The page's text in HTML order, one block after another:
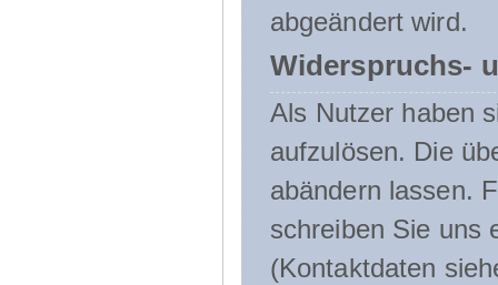
abgeändert wird.
Widerspruchs-
Als Nutzer haben
aufzulösen. Die
abändern lassen.
schreiben Sie uns
(Kontaktdaten